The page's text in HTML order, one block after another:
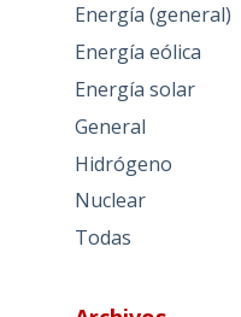
Energía (general)
Energía eólica
Energía solar
General
Hidrógeno
Nuclear
Todas